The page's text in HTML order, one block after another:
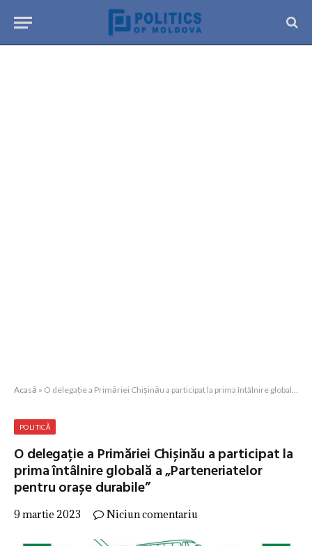
Acasă » O delegație a Primăriei Chișinău a participat la prima întâlnire globală a „Parteneriatelor pentru orașe durabile”
POLITICĂ
O delegație a Primăriei Chișinău a participat la
prima întâlnire globală a „Parteneriatelor
pentru orașe durabile”
9 martie 2023 Niciun comentariu